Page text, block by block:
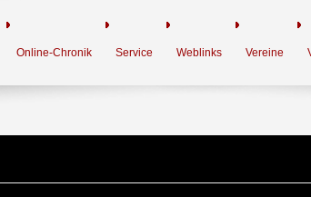
Online-Chronik Service Weblinks Vereine